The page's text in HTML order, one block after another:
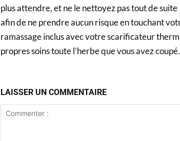
plus attendre, et ne le nettoyez pas tout de
afin de ne prendre aucun risque en touchant
ramassage inclus avec votre scarificateur
propres soins toute l’herbe que vous avez
LAISSER UN COMMENTAIRE